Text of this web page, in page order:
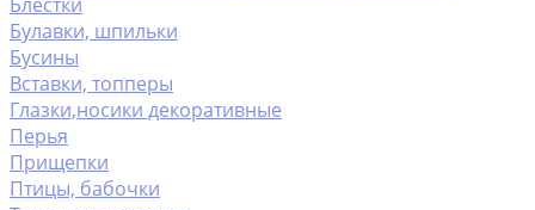
Булавки, шпильки
Бусины
Вставки, топперы
Глазки,носики декоративные
Перья
Прищепки
Птицы, бабочки